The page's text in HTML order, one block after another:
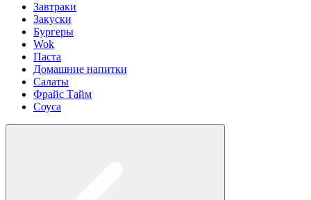
Завтраки
Закуски
Бургеры
Wok
Паста
Домашние напитки
Салаты
Фрайс Тайм
Соуса